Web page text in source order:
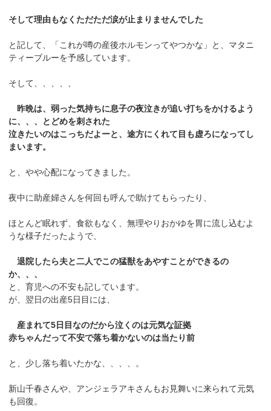
そして理由もなくただただ涙が止まりませんでした
と記して、「これが噂の産後ホルモンってやつかな」と、マタニ
ティーブルーを予感しています。
そして、、、、、
昨晩は、弱った気持ちに息子の夜泣きが追い打ちをかけるよう
に、、、とどめを刺された
泣きたいのはこっちだよーと、途方にくれて目も虚ろになってし
まいます。
と、やや心配になってきました。
夜中に助産婦さんを何回も呼んで助けてもらったり、
ほとんど眠れず、食欲もなく、無理やりおかゆを胃に流し込むよ
うな様子だったようで、
退院したら夫と二人でこの猛獣をあやすことができるの
か、、、
と、育児への不安も記しています。
が、翌日の出産5日目には、
産まれて5日目なのだから泣くのは元気な証拠
赤ちゃんだって不安で落ち着かないのは当たり前
と、少し落ち着いたかな、、、、。
新山千春さんや、アンジェラアキさんもお見舞いに来られて元気
も回復。